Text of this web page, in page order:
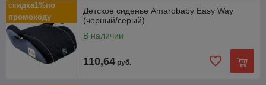
скидка1%по
промокоду
Детское сиденье Amarobaby Easy Way
(черный/серый)
В наличии
110,64 руб.